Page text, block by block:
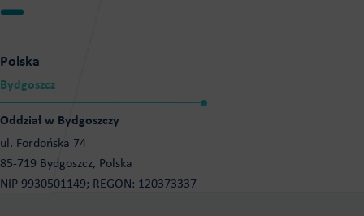
Polska
Bydgoszcz
Oddział w Bydgoszczy
ul. Fordońska 74
85-719 Bydgoszcz, Polska
NIP 9930501149; REGON: 120373337